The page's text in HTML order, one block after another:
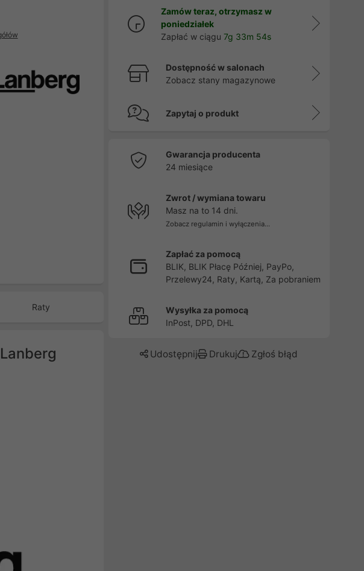
Raty
Zamów teraz, otrzymasz w
poniedziałek
Zapłać w ciągu7g 33m 54s
Dostępność w salonach
Zobacz stany magazynowe
Zapytaj o produkt
Gwarancja producenta
24 miesiące
Zwrot / wymiana towaru
Masz na to 14 dni.
Zobacz regulamin i wyłączenia...
Zapłać za pomocą
BLIK, BLIK Płacę Później, PayPo,
Przelewy24, Raty, Kartą, Za pobraniem
Wysyłka za pomocą
InPost, DPD, DHL
Udostępnij Drukuj Zgłoś błąd